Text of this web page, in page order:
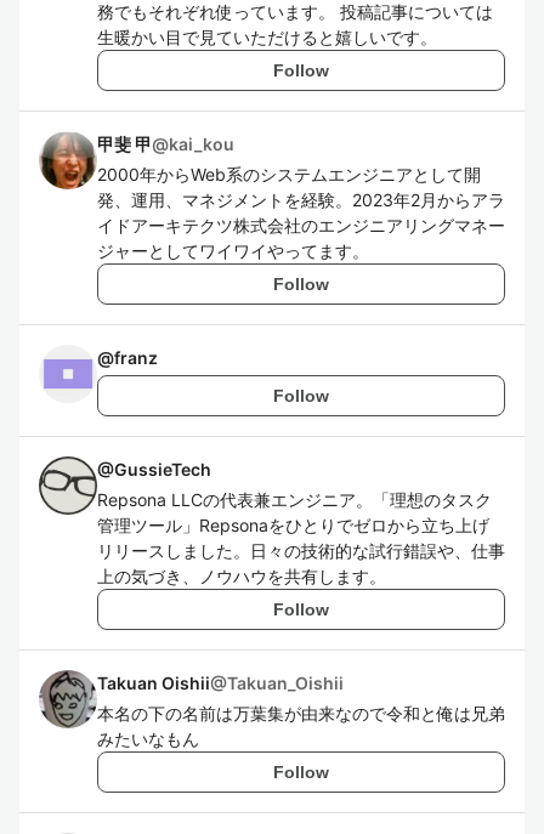
務でもそれぞれ使っています。 投稿記事については
生暖かい目で見ていただけると嬉しいです。
Follow
甲斐 甲@kai_kou
2000年からWeb系のシステムエンジニアとして開
発、運用、マネジメントを経験。2023年2月からアラ
イドアーキテクツ株式会社のエンジニアリングマネー
ジャーとしてワイワイやってます。
Follow
@franz
Follow
@GussieTech
Repsona LLCの代表兼エンジニア。「理想のタスク
管理ツール」Repsonaをひとりでゼロから立ち上げ
リリースしました。日々の技術的な試行錯誤や、仕事
上の気づき、ノウハウを共有します。
Follow
Takuan Oishii@Takuan_Oishii
本名の下の名前は万葉集が由来なので令和と俺は兄弟
みたいなもん
Follow